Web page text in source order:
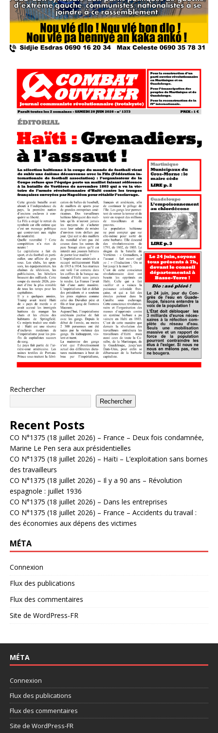
Rechercher
Rechercher
Recent Posts
CO N°1375 (18 juillet 2026) – France – Deux fois condamnée,
Marine Le Pen sera aux présidentielles
CO N°1375 (18 juillet 2026) – Haïti – L’exploitation sans bornes
des travailleurs
CO N°1375 (18 juillet 2026) – Il y a 90 ans – Révolution
espagnole : juillet 1936
CO N°1375 (18 juillet 2026) – Dans les entreprises
CO N°1375 (18 juillet 2026) – France – Accidents du travail :
des économies aux dépens des victimes
MÉTA
Connexion
Flux des publications
Flux des commentaires
Site de WordPress-FR
MÉTA
Connexion
Flux des publications
Flux des commentaires
Site de WordPress-FR